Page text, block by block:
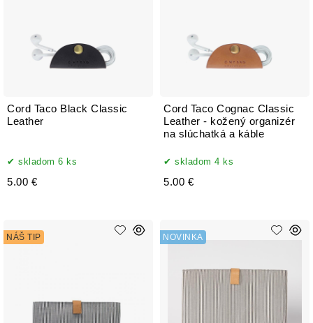
Cord Taco Black Classic
Leather
skladom 6 ks
5.00 €
Cord Taco Cognac Classic
Leather - kožený organizér
na slúchatká a káble
skladom 4 ks
5.00 €
NÁŠ TIP NOVINKA